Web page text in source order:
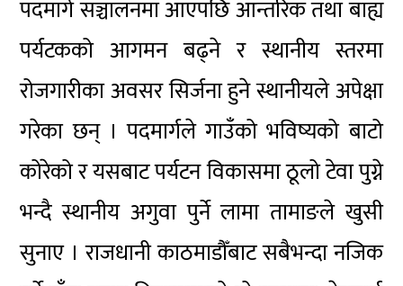
पदमार्ग सञ्चालनमा आएपछि आन्तरिक तथा बाह्य
पर्यटकको आगमन बढ्ने र स्थानीय स्तरमा
रोजगारीका अवसर सिर्जना हुने स्थानीयले अपेक्षा
गरेका छन् । पदमार्गले गाउँको भविष्यको बाटो
कोरेको र यसबाट पर्यटन विकासमा ठूलो टेवा पुग्ने
भन्दै स्थानीय अगुवा पुर्ने लामा तामाङले खुसी
सुनाए । राजधानी काठमाडौँबाट सबैभन्दा नजिक